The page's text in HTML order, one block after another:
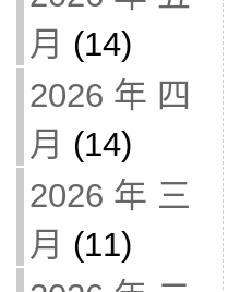
月 (14)
2026 年 四
月 (14)
2026 年 三
月 (11)